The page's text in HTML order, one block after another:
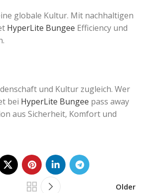
globale Kultur. Mit nachhaltigen
HyperLite Bungee Efficiency und
und Kultur zugleich. Wer
bei HyperLite Bungee pass away
aus Sicherheit, Komfort und
Older